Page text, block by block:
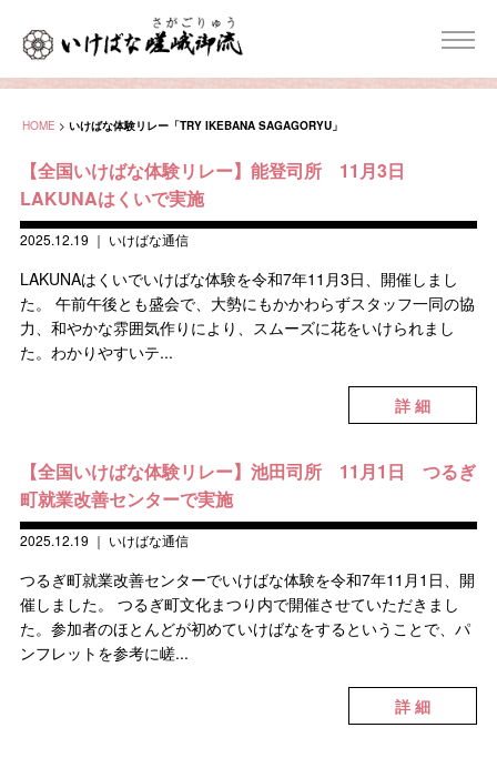
HOME > いけばな体験リレー「TRY IKEBANA SAGAGORYU」
【全国いけばな体験リレー】能登司所 11月3日
LAKUNAはくいで実施
2025.12.19 ｜ いけばな通信
LAKUNAはくいでいけばな体験を令和7年11月3日、開催しまし
た。 午前午後とも盛会で、大勢にもかかわらずスタッフ一同の協
力、和やかな雰囲気作りにより、スムーズに花をいけられまし
た。わかりやすいテ...
詳 細
【全国いけばな体験リレー】池田司所 11月1日 つるぎ
町就業改善センターで実施
2025.12.19 ｜ いけばな通信
つるぎ町就業改善センターでいけばな体験を令和7年11月1日、開
催しました。 つるぎ町文化まつり内で開催させていただきまし
た。参加者のほとんどが初めていけばなをするということで、パ
ンフレットを参考に嵯...
詳 細